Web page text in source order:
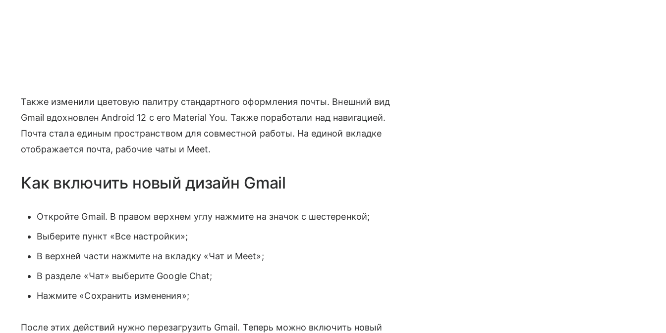
Также изменили цветовую палитру стандартного оформления почты. Внешний вид
Gmail вдохновлен Android 12 с его Material You. Также поработали над навигацией.
Почта стала единым пространством для совместной работы. На единой вкладке
отображается почта, рабочие чаты и Meet.
Как включить новый дизайн Gmail
Откройте Gmail. В правом верхнем углу нажмите на значок с шестеренкой;
Выберите пункт «Все настройки»;
В верхней части нажмите на вкладку «Чат и Meet»;
В разделе «Чат» выберите Google Chat;
Нажмите «Сохранить изменения»;
После этих действий нужно перезагрузить Gmail. Теперь можно включить новый